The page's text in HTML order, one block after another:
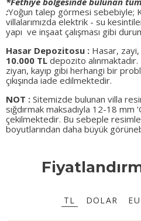
:Yoğun talep görmesi sebebiyle;
villalarımızda elektrik - su
yapı ve inşaat çalışması gibi
Hasar Depozitosu : Hasar, zayi,
10.000 TL depozito
ziyan, kayıp gibi herhangi bir
çıkışında iade edilmektedir.
NOT : Sitemizde bulunan villa
sığdırmak maksadıyla 12-18 mm
çekilmektedir. Bu sebeple
boyutlarından daha büyük
TL DOLAR